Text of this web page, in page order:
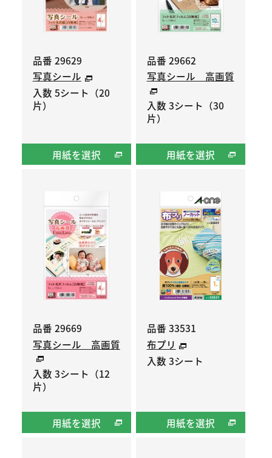
品番 29629
写真シール
入数 5シート（20
片）
用紙を選択
品番 29662
写真シール 高画質
入数 3シート（30
片）
用紙を選択
品番 29669
写真シール 高画質
入数 3シート（12
片）
用紙を選択
品番 33531
布プリ
入数 3シート
用紙を選択